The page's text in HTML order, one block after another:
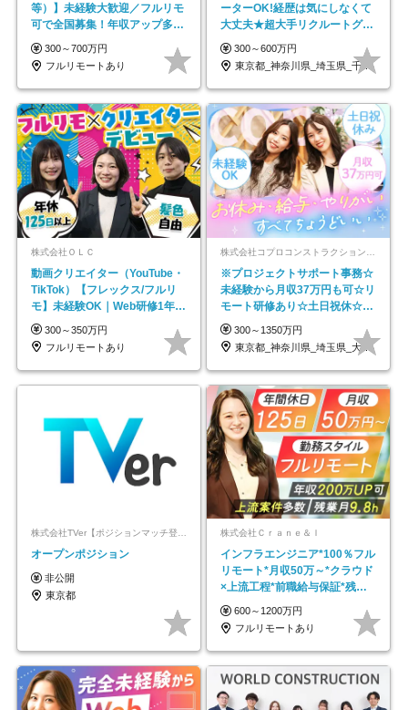
等）】未経験大歓迎／フルリモ
可で全国募集！年収アップ多数
★年休最大130日★
300～700万円
フルリモートあり
ーターOK!経歴は気にしなくて
大丈夫★超大手リクルートグル
ープの正社員/sg
300～600万円
東京都_神奈川県_埼玉県_千葉県_大阪府…
株式会社ＯＬＣ
動画クリエイター（YouTube・
TikTok）【フレックス/フルリ
モ】未経験OK｜Web研修1年間
｜副業OK
300～350万円
フルリモートあり
※プロジェクトサポート事務☆
未経験から月収37万円も可☆リ
モート研修あり☆土日祝休☆20
代～30代活躍/b
300～1350万円
東京都_神奈川県_埼玉県_大阪府_愛知県…
株式会社TVer【ポジションマッチ登録】
オープンポジション
非公開
東京都
株式会社Ｃｒａｎｅ＆Ｉ
インフラエンジニア*100％フル
リモート*月収50万～*クラウド
×上流工程*前職給与保証*残業
月9.8h
600～1200万円
フルリモートあり